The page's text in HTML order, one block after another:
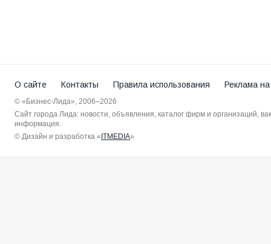
О сайте Контакты Правила использования Реклама
© «Бизнес-Лида», 2006–2026
Сайт города Лида: новости, объявления, каталог фирм и организаций,
информация.
© Дизайн и разработка «ITMEDIA»